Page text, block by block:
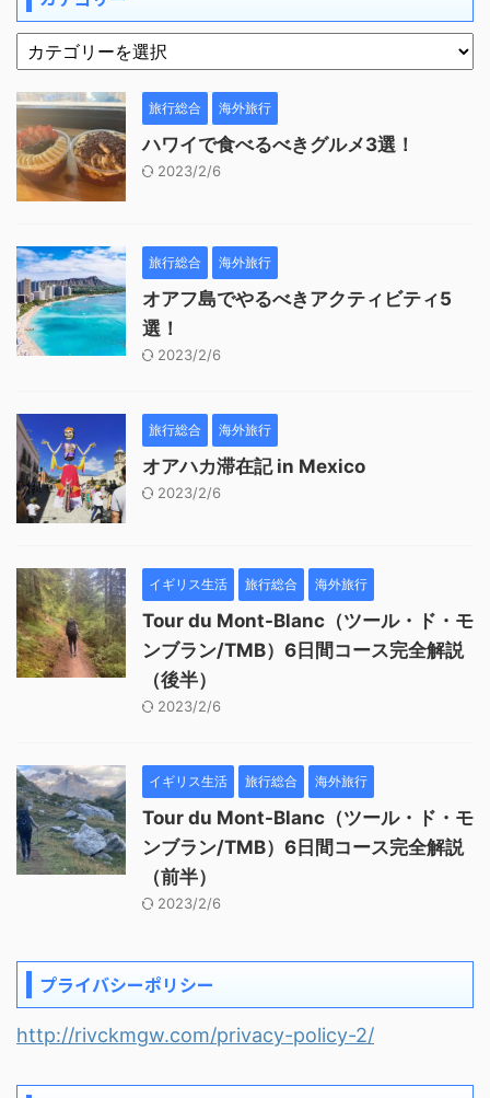
旅行総合 海外旅行
ハワイで食べるべきグルメ3選！
2023/2/6
旅行総合 海外旅行
オアフ島でやるべきアクティビティ5
選！
2023/2/6
旅行総合 海外旅行
オアハカ滞在記 in Mexico
2023/2/6
イギリス生活 旅行総合 海外旅行
Tour du Mont-Blanc（ツール・ド・モ
ンブラン/TMB）6日間コース完全解説
（後半）
2023/2/6
イギリス生活 旅行総合 海外旅行
Tour du Mont-Blanc（ツール・ド・モ
ンブラン/TMB）6日間コース完全解説
（前半）
2023/2/6
プライバシーポリシー
http://rivckmgw.com/privacy-policy-2/